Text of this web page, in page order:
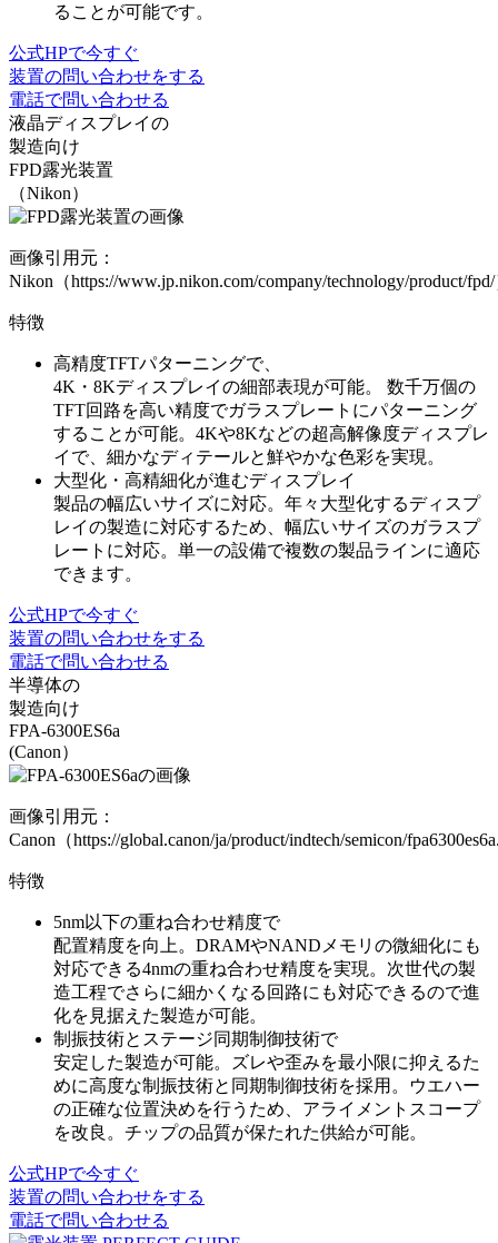
る ことが可能です。
公式HPで今すぐ
装置の問い合わせをする
電話で問い合わせる
液晶ディスプレイの
製造向け
FPD露光装置
（Nikon）
画像引用元：
Nikon（https://www.jp.nikon.com/company/technology/product/
特徴
高精度TFTパターニングで、
4K・8Kディスプレイの細部表現が可能。
数千万個の
TFT回路を高い精度でガラスプレートにパターニング
することが可能。4Kや8Kなどの超高解像度ディスプレ
イで、 細かなディテールと鮮やかな色彩を実現 。
大型化・高精細化が進むディスプレイ
製品の幅広いサイズに対応。 年々大型化するディスプ
レイの製造に対応するため、 幅広いサイズのガラスプ
レートに対応。単一の設備で複数の製品ラインに適応
できます。
公式HPで今すぐ
装置の問い合わせをする
電話で問い合わせる
半導体の
製造向け
FPA-6300ES6a
(Canon）
画像引用元：
Canon（https://global.canon/ja/product/indtech/semicon/
特徴
5nm以下の重ね合わせ精度で
配置精度を向上。 DRAMやNANDメモリの微細化にも
対応できる4nmの重ね合わせ精度を実現 。次世代の製
造工程でさらに細かくなる回路にも対応できるので進
化を見据えた製造が可能。
制振技術とステージ同期制御技術で
安定した製造が可能。
ズレや歪みを最小限に抑えるた
めに高度な制振技術と同期制御技術を採用 。ウエハー
の正確な位置決めを行うため、アライメントスコープ
を改良。 チップの品質が保たれた供給が可能。
公式HPで今すぐ
装置の問い合わせをする
電話で問い合わせる